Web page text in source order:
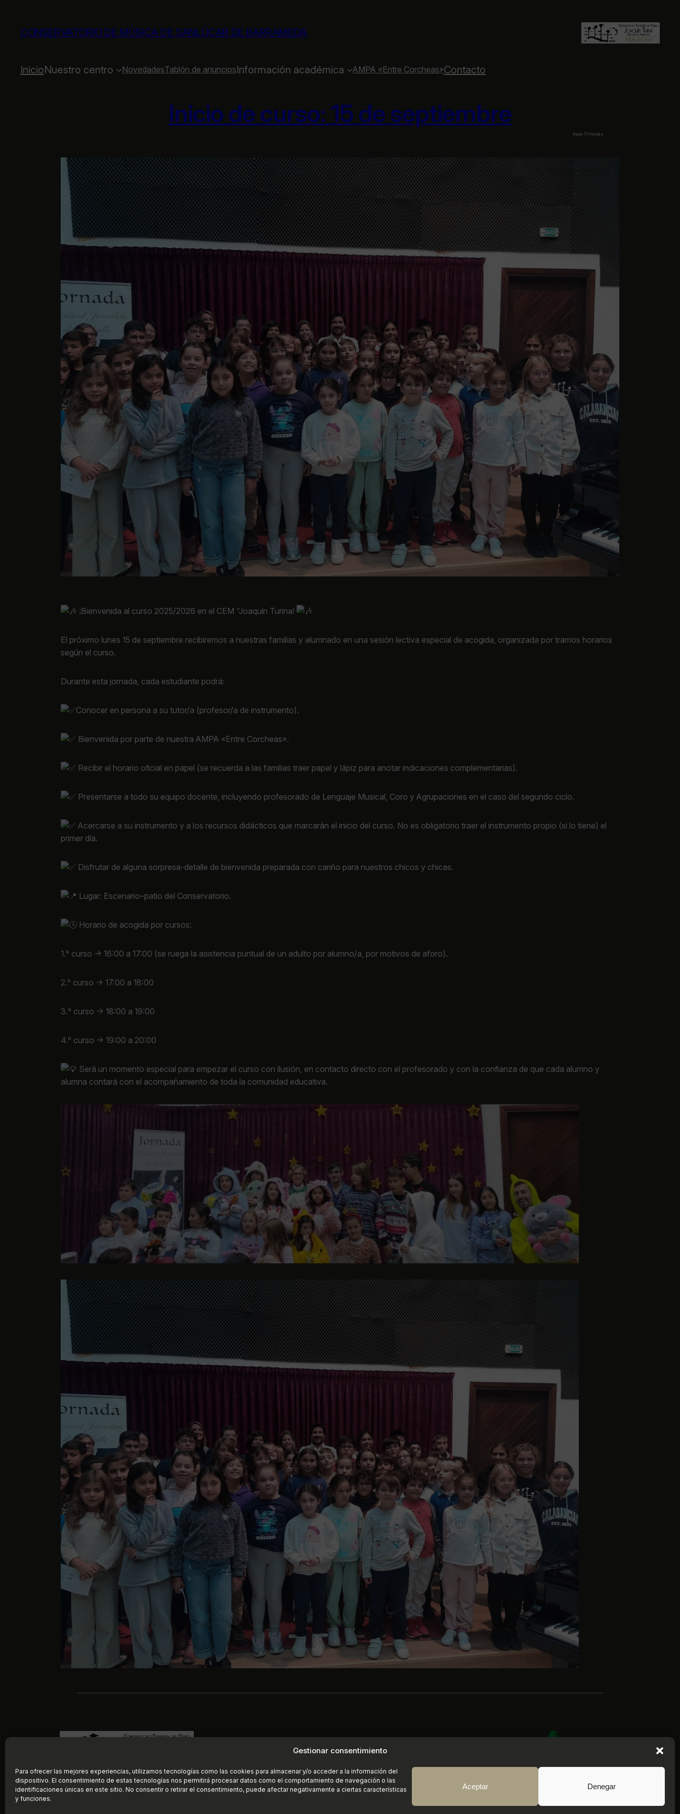
Gestionar consentimiento
Para ofrecer las mejores experiencias, utilizamos tecnologías como las cookies para almacenar y/o acceder a la información del
dispositivo. El consentimiento de estas tecnologías nos permitirá procesar datos como el comportamiento de navegación o las
identificaciones únicas en este sitio. No consentir o retirar el consentimiento, puede afectar negativamente a ciertas características
y funciones.
Aceptar Denegar
contenido
CONSERVATORIO DE MÚSICA DE SANLÚCAR DE BARRAMEDA
InicioNuestro centro NovedadesTablón de anunciosInformación académica AMPA «Entre Corcheas»Contacto
Inicio de curso: 15 de septiembre
hace 11 meses
¡Bienvenida al curso 2025/2026 en el CEM “Joaquín Turina!
El próximo lunes 15 de septiembre recibiremos a nuestras familias y alumnado en una sesión lectiva especial de acogida, organizada por tramos horarios
según el curso.
Durante esta jornada, cada estudiante podrá:
Conocer en persona a su tutor/a (profesor/a de instrumento).
Bienvenida por parte de nuestra AMPA «Entre Corcheas».
Recibir el horario oficial en papel (se recuerda a las familias traer papel y lápiz para anotar indicaciones complementarias).
Presentarse a todo su equipo docente, incluyendo profesorado de Lenguaje Musical, Coro y Agrupaciones en el caso del segundo ciclo.
Acercarse a su instrumento y a los recursos didácticos que marcarán el inicio del curso. No es obligatorio traer el instrumento propio (si lo tiene) el
primer día.
Disfrutar de alguna sorpresa-detalle de bienvenida preparada con cariño para nuestros chicos y chicas.
Lugar: Escenario–patio del Conservatorio.
Horario de acogida por cursos:
1.º curso → 16:00 a 17:00 (se ruega la asistencia puntual de un adulto por alumno/a, por motivos de aforo).
2.º curso → 17:00 a 18:00
3.º curso → 18:00 a 19:00
4.º curso → 19:00 a 20:00
Será un momento especial para empezar el curso con ilusión, en contacto directo con el profesorado y con la confianza de que cada alumno y
alumna contará con el acompañamiento de toda la comunidad educativa.